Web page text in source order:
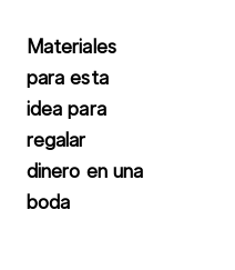
Materiales
para esta
idea para
regalar
dinero en una
boda